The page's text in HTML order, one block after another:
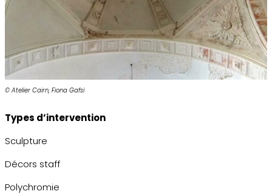
© Atelier Cairn, Fiona Gafsi
Types d’intervention
Sculpture
Décors staff
Polychromie